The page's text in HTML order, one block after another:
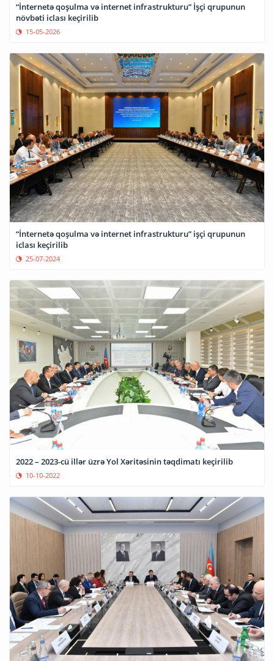
“İnternetə qoşulma və internet infrastrukturu” İşçi qrupunun
növbəti iclası keçirilib
15-05-2026
“İnternetə qoşulma və internet infrastrukturu” işçi qrupunun
iclası keçirilib
25-07-2024
2022 – 2023-cü illər üzrə Yol Xəritəsinin təqdimatı keçirilib
10-10-2022